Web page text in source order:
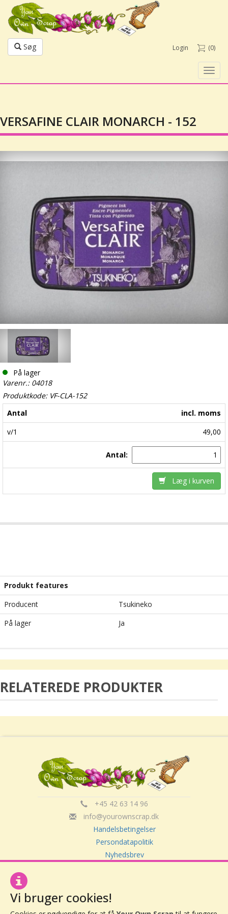
Søg Login (0)
VERSAFINE CLAIR MONARCH - 152
På lager
Varenr.: 04018
Produktkode: VF-CLA-152
Antal
incl. moms
v/1
49,00
Antal:
Læg i kurven
Produkt features
Producent
Tsukineko
På lager
Ja
RELATEREDE PRODUKTER
+45 42 63 14 96
info@yourownscrap.dk
Handelsbetingelser
Persondatapolitik
Nyhedsbrev
Vi bruger cookies!